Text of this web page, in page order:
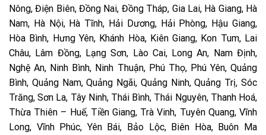
Nông, Điện Biên, Đồng Nai, Đồng Tháp, Gia Lai, Hà Giang, Hà
Nam, Hà Nội, Hà Tĩnh, Hải Dương, Hải Phòng, Hậu Giang,
Hòa Bình, Hưng Yên, Khánh Hòa, Kiên Giang, Kon Tum, Lai
Châu, Lâm Đồng, Lạng Sơn, Lào Cai, Long An, Nam Định,
Nghệ An, Ninh Bình, Ninh Thuận, Phú Thọ, Phú Yên, Quảng
Bình, Quảng Nam, Quảng Ngãi, Quảng Ninh, Quảng Trị, Sóc
Trăng, Sơn La, Tây Ninh, Thái Bình, Thái Nguyên, Thanh Hoá,
Thừa Thiên – Huế, Tiền Giang, Trà Vinh, Tuyên Quang, Vĩnh
Long, Vĩnh Phúc, Yên Bái, Bảo Lộc, Biên Hòa, Buôn Ma